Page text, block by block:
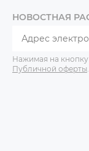
НОВОСТНАЯ
Нажимая на
Публичной оферты